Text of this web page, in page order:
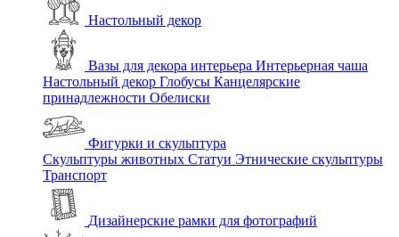
Настольный декор
Вазы для декора интерьера Интерьерная чаша
Настольный декор Глобусы Канцелярские
принадлежности Обелиски
Фигурки и скульптура
Скульптуры животных Статуи Этнические скульптуры
Транспорт
Дизайнерские рамки для фотографий